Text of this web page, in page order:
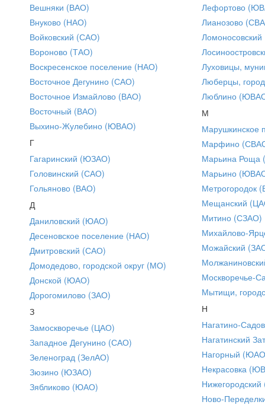
Вешняки (ВАО)
Внуково (НАО)
Войковский (САО)
Вороново (ТАО)
Воскресенское поселение (НАО)
Восточное Дегунино (САО)
Восточное Измайлово (ВАО)
Восточный (ВАО)
Выхино-Жулебино (ЮВАО)
Г
Гагаринский (ЮЗАО)
Головинский (САО)
Гольяново (ВАО)
Д
Даниловский (ЮАО)
Десеновское поселение (НАО)
Дмитровский (САО)
Домодедово, городской округ (МО)
Донской (ЮАО)
Дорогомилово (ЗАО)
З
Замоскворечье (ЦАО)
Западное Дегунино (САО)
Зеленоград (ЗелАО)
Зюзино (ЮЗАО)
Зябликово (ЮАО)
Лефортово
Лианозово
Луховицы,
Люберцы,
Люблино
М
Марушкинское
Марфино
Марьина Роща
Марьино
Метрогородок
Мещанский
Митино (СЗАО)
Михайлово-
Можайский
Москворечье-
Мытищи,
Н
Нагатино-
Нагатинский
Нагорный
Некрасовка
Ново-